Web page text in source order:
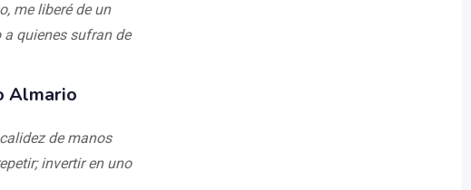
me liberé de un
a quienes sufran de
Almario
de manos
invertir en uno